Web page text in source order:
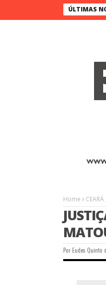
ÚLTIMAS
na I Feira de Artesãos e
Home CEARÁ
PorEudes Quinto